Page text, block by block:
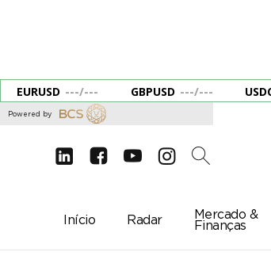
EURUSD ---/--- GBPUSD ---/---
Powered by
d e g c 2
Início Radar
Mercado &
Finanças